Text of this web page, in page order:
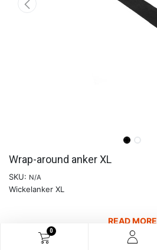
0
Wrap-around anker XL
SKU: N/A
Wickelanker XL
READ MORE
28,06